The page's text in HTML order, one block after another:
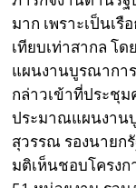
มาก เพราะเป็นเ
เทียบเท่าสากล โ
แผนงานบูรณากา
กล่าวเข้าที่ประชุ
ประมาณแผนงาน
สุวรรณ รองนายก
มติเห็นชอบโครงก